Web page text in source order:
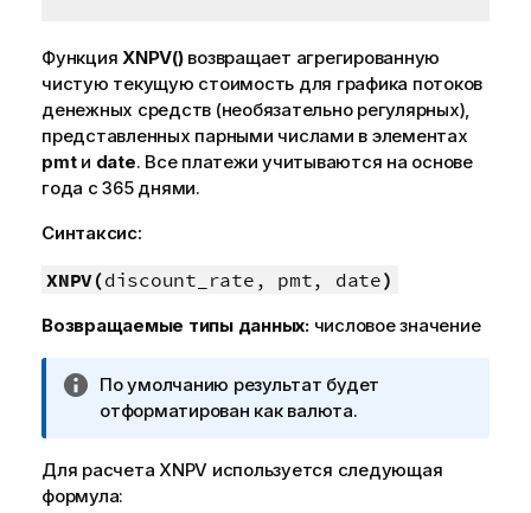
Функция XNPV()возвращает агрегированную
чистую текущую стоимость для графика потоков
денежных средств (необязательно регулярных),
представленных парными числами в элементах
pmtи date. Все платежи учитываются на основе
года с 365 днями.
Синтаксис:
XNPV(discount_rate, pmt, date)
Возвращаемые типы данных: числовое значение
П
р
м
е
По умолчанию результат будет
отформатирован как валюта.
Для расчета XNPV используется следующая
формула: